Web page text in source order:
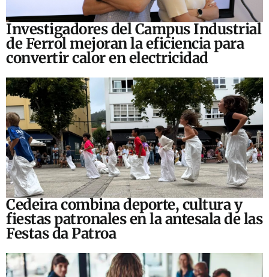
Investigadores del Campus Industrial
de Ferrol mejoran la eficiencia para
convertir calor en electricidad
Cedeira combina deporte, cultura y
fiestas patronales en la antesala de las
Festas da Patroa